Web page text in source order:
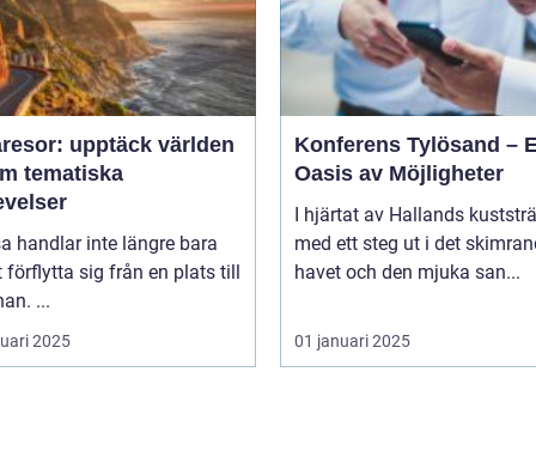
upptäck världen
tematiska
handlar inte längre bara
förflytta sig från en plats till
...
2025
Konferens Tylösand –
Oasis av Möjligheter
I hjärtat av Hallands
med ett steg ut i det
havet och den mjuka san...
01 januari 2025